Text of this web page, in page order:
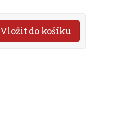
Vložit do košíku